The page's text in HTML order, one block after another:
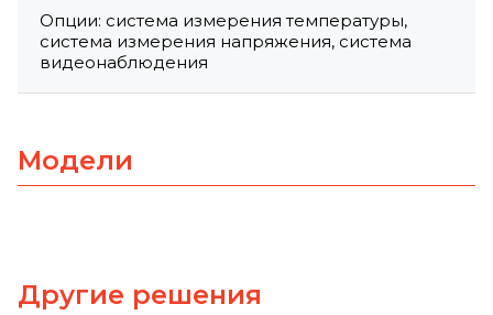
Опции: система измерения температуры,
система измерения напряжения, система
видеонаблюдения
Модели
Другие решения